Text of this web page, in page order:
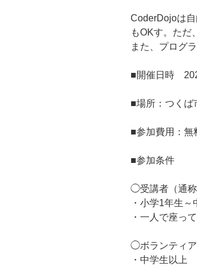
CoderDojoは
もOKす。ただ
また、プログ
■開催日時
■場所：つく
■参加費用：無
■参加条件
◯受講者（通称
・小学1年生～
・一人で座っ
◯ボランティア
・中学生以上